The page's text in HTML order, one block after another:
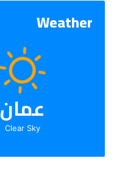
Weather
عمان
Clear Sky